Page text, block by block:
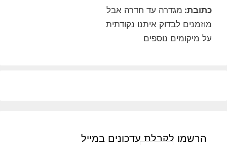
כתובת: מגדרה עד חדרה אבל
מוזמנים לבדוק איתנו נקודתית
על מיקומים נוספים
הרשמו לקבלת עדכונים במייל